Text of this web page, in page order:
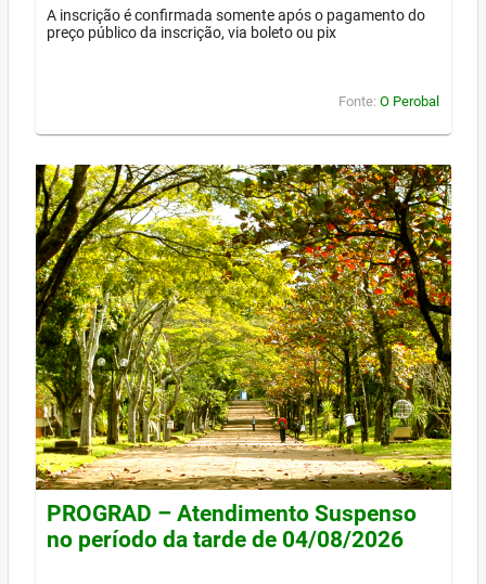
A inscrição é confirmada somente após o pagamento do
preço público da inscrição, via boleto ou pix
Fonte: O Perobal
PROGRAD – Atendimento Suspenso
no período da tarde de 04/08/2026